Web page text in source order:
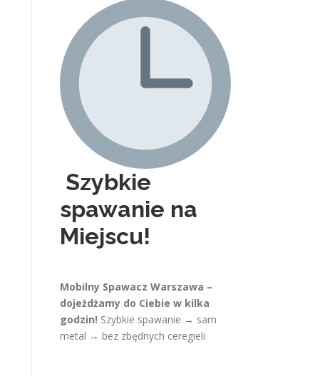
Szybkie
spawanie na
Miejscu!
Mobilny Spawacz Warszawa –
dojeżdżamy do Ciebie w kilka
godzin! Szybkie spawanie → sam
metal → bez zbędnych ceregieli